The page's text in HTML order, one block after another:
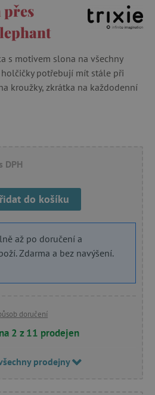
přes
s motivem slona na všechny
potřebují mít stále při
kroužky, zkrátka na každodenní
s DPH
do košíku
až po doručení a
Zdarma a bez navýšení.
doručení
2 z 11 prodejen
prodejny